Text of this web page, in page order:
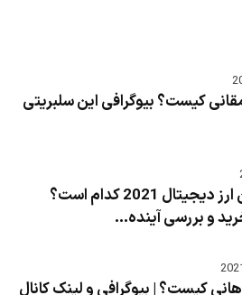
کیست؟ بیوگرافی این سلبریتی
جدیدترین ارز دیجیتال 2021 کدام است؟
و بررسی آینده...
کیست؟ | بیوگرافی و لینک کانال